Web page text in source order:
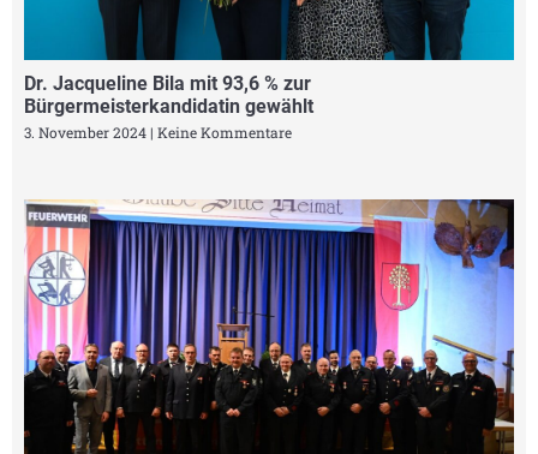
Dr. Jacqueline Bila mit 93,6 % zur
Bürgermeisterkandidatin gewählt
3. November 2024 Keine Kommentare